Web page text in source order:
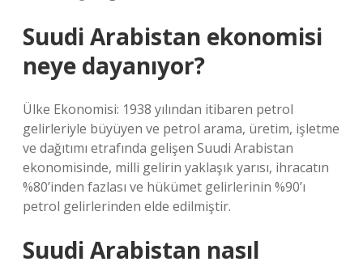
Suudi Arabistan ekonomisi
neye dayanıyor?
Ülke Ekonomisi: 1938 yılından itibaren petrol
gelirleriyle büyüyen ve petrol arama, üretim, işletme
ve dağıtımı etrafında gelişen Suudi Arabistan
ekonomisinde, milli gelirin yaklaşık yarısı, ihracatın
%80’inden fazlası ve hükümet gelirlerinin %90’ı
petrol gelirlerinden elde edilmiştir.
Suudi Arabistan nasıl